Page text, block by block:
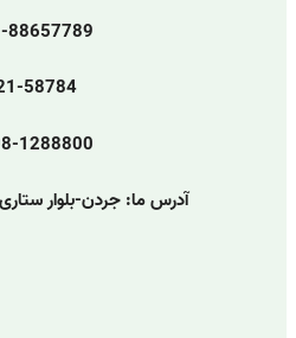
88657789
58784
1288800
آدرس ما: جردن-بلوار ستاری-پلاک